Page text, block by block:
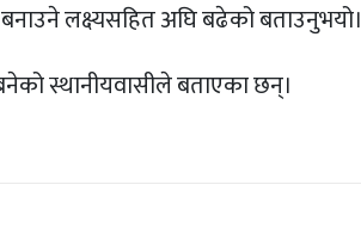
लक्ष्यसहित अघि बढेको बताउनुभयो।
स्थानीयवासीले बताएका छन्।